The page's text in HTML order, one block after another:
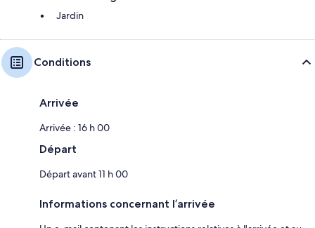
Jardin
Conditions
Arrivée
Arrivée : 16 h 00
Départ
Départ avant 11 h 00
Informations concernant l’arrivée